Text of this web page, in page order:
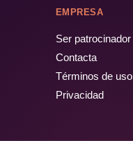
EMPRESA
Ser patrocinador
Contacta
Términos de uso
Privacidad